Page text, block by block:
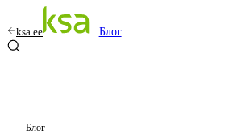
ksa.ee Блог
Блог